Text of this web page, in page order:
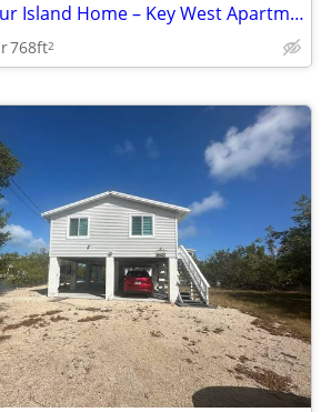
🌞 Find Your Island Home – Key West Apartments Leasing Now!
768ft2